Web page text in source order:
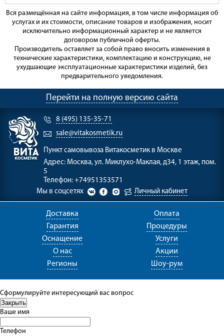
Вся размещённая на сайте информация, в том числе информация об
услугах и их стоимости, описание товаров и изображения, носит
исключительно информационный характер и не является
договором публичной оферты.
Производитель оставляет за собой право вносить изменения в
технические характеристики, комплектацию и конструкцию, не
ухудшающие эксплуатационные характеристики изделий, без
предварительного уведомления.
Перейти на полную версию сайта
8 (495) 135-35-71
sale@vitakosmetik.ru
Пункт самовывоза Витакосметик в Москве
Адрес: Москва, ул. Миклухо-Маклая, д34, 1 этаж, пом.
5
Телефон: +74951353571
Мы в соцсетях
Личный кабинет
Доставка
Оплата
Гарантия
Процедуры
Оснащение
Услуги
О нас
Акции
Регионы
Шоу-рум
Сформулируйте интересующий вас вопрос
Ваше имя
Телефон